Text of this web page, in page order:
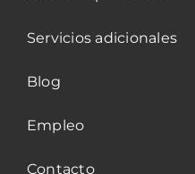
Servicios adicionales
Blog
Empleo
Contacto